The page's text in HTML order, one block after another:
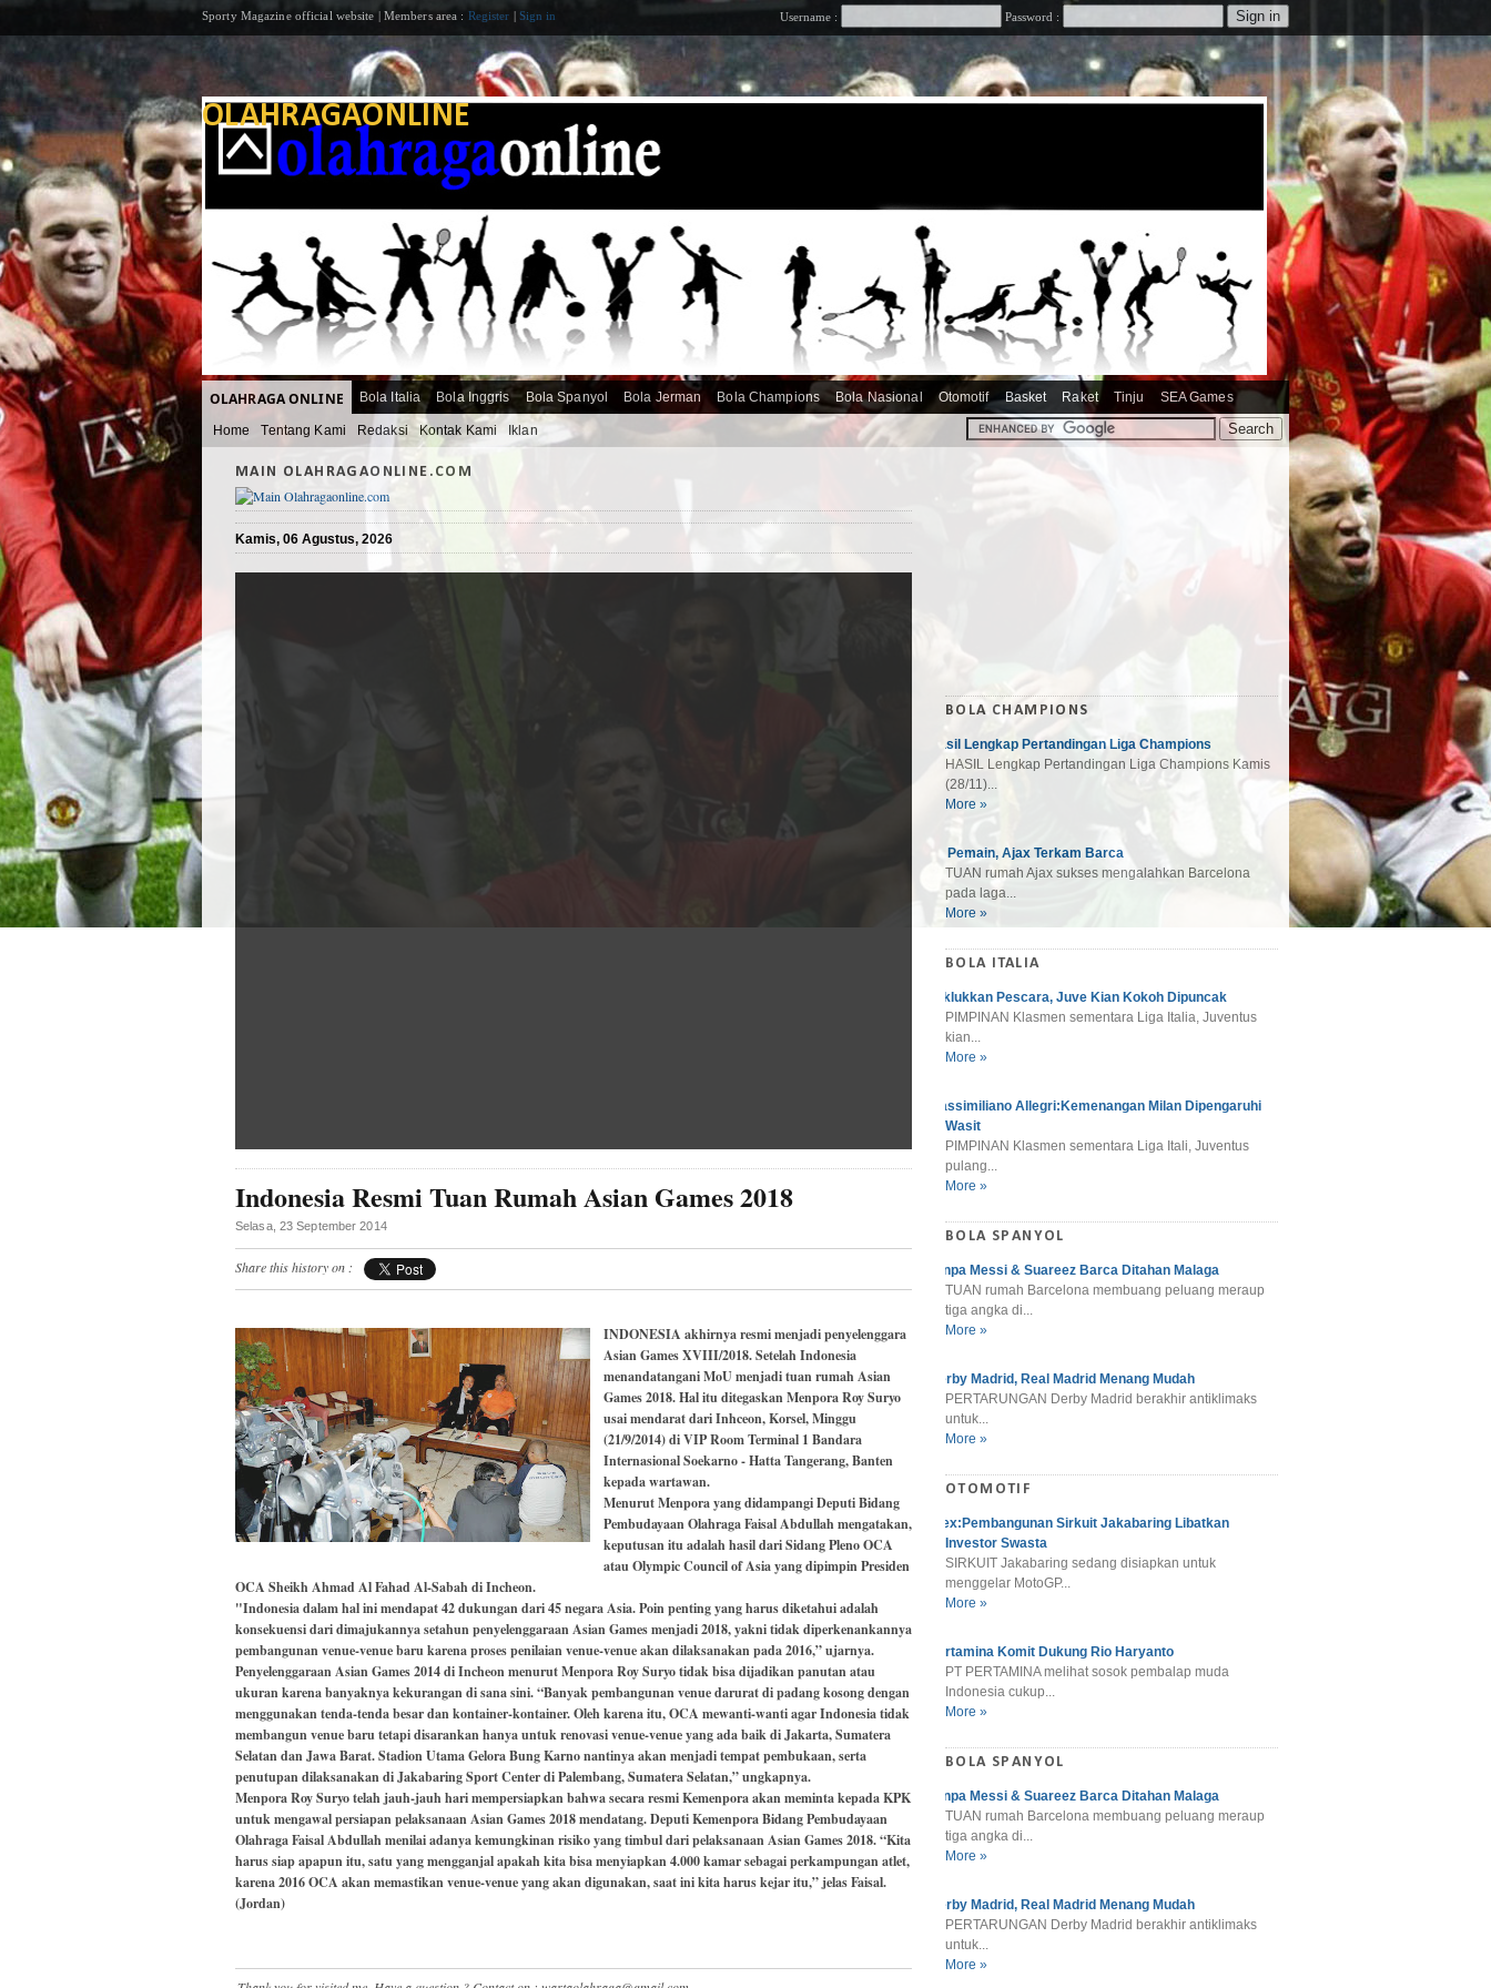
Sporty Magazine official website | Members area : Register | Sign in Username : Password :
OLAHRAGAONLINE
OLAHRAGA ONLINE Bola Italia Bola Inggris Bola Spanyol Bola Jerman Bola Champions Bola Nasional Otomotif Basket Raket Tinju SEA Games
Home Tentang Kami Redaksi Kontak Kami Iklan
MAIN OLAHRAGAONLINE.COM
Kamis, 06 Agustus, 2026
Indonesia Resmi Tuan Rumah Asian Games 2018
Selasa, 23 September 2014
Share this history on :
INDONESIA akhirnya resmi menjadi penyelenggara
Asian Games XVIII/2018. Setelah Indonesia
menandatangani MoU menjadi tuan rumah Asian
Games 2018. Hal itu ditegaskan Menpora Roy Suryo
usai mendarat dari Inhceon, Korsel, Minggu
(21/9/2014) di VIP Room Terminal 1 Bandara
Internasional Soekarno - Hatta Tangerang, Banten
kepada wartawan.
Menurut Menpora yang didampangi Deputi Bidang
Pembudayaan Olahraga Faisal Abdullah mengatakan,
keputusan itu adalah hasil dari Sidang Pleno OCA
atau Olympic Council of Asia yang dipimpin Presiden
OCA Sheikh Ahmad Al Fahad Al-Sabah di Incheon.
"Indonesia dalam hal ini mendapat 42 dukungan dari 45 negara Asia. Poin penting yang harus diketahui adalah
konsekuensi dari dimajukannya setahun penyelenggaraan Asian Games menjadi 2018, yakni tidak diperkenankannya
pembangunan venue-venue baru karena proses penilaian venue-venue akan dilaksanakan pada 2016,” ujarnya.
Penyelenggaraan Asian Games 2014 di Incheon menurut Menpora Roy Suryo tidak bisa dijadikan panutan atau
ukuran karena banyaknya kekurangan di sana sini. “Banyak pembangunan venue darurat di padang kosong dengan
menggunakan tenda-tenda besar dan kontainer-kontainer. Oleh karena itu, OCA mewanti-wanti agar Indonesia tidak
membangun venue baru tetapi disarankan hanya untuk renovasi venue-venue yang ada baik di Jakarta, Sumatera
Selatan dan Jawa Barat. Stadion Utama Gelora Bung Karno nantinya akan menjadi tempat pembukaan, serta
penutupan dilaksanakan di Jakabaring Sport Center di Palembang, Sumatera Selatan,” ungkapnya.
Menpora Roy Suryo telah jauh-jauh hari mempersiapkan bahwa secara resmi Kemenpora akan meminta kepada KPK
untuk mengawal persiapan pelaksanaan Asian Games 2018 mendatang. Deputi Kemenpora Bidang Pembudayaan
Olahraga Faisal Abdullah menilai adanya kemungkinan risiko yang timbul dari pelaksanaan Asian Games 2018. “Kita
harus siap apapun itu, satu yang mengganjal apakah kita bisa menyiapkan 4.000 kamar sebagai perkampungan atlet,
karena 2016 OCA akan memastikan venue-venue yang akan digunakan, saat ini kita harus kejar itu,” jelas Faisal.
(Jordan)
BOLA CHAMPIONS
Hasil Lengkap Pertandingan Liga Champions
HASIL Lengkap Pertandingan Liga Champions Kamis
(28/11)...
More »
10 Pemain, Ajax Terkam Barca
TUAN rumah Ajax sukses mengalahkan Barcelona
pada laga...
More »
BOLA ITALIA
Taklukkan Pescara, Juve Kian Kokoh Dipuncak
PIMPINAN Klasmen sementara Liga Italia, Juventus
kian...
More »
Massimiliano Allegri:Kemenangan Milan Dipengaruhi
Wasit
PIMPINAN Klasmen sementara Liga Itali, Juventus
pulang...
More »
BOLA SPANYOL
Tanpa Messi & Suareez Barca Ditahan Malaga
TUAN rumah Barcelona membuang peluang meraup
tiga angka di...
More »
Derby Madrid, Real Madrid Menang Mudah
PERTARUNGAN Derby Madrid berakhir antiklimaks
untuk...
More »
OTOMOTIF
Alex:Pembangunan Sirkuit Jakabaring Libatkan
Investor Swasta
SIRKUIT Jakabaring sedang disiapkan untuk
menggelar MotoGP...
More »
Pertamina Komit Dukung Rio Haryanto
PT PERTAMINA melihat sosok pembalap muda
Indonesia cukup...
More »
BOLA SPANYOL
Tanpa Messi & Suareez Barca Ditahan Malaga
TUAN rumah Barcelona membuang peluang meraup
tiga angka di...
More »
Derby Madrid, Real Madrid Menang Mudah
PERTARUNGAN Derby Madrid berakhir antiklimaks
untuk...
More »